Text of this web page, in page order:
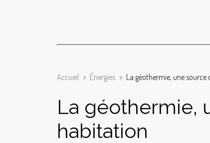
Accueil Énergies La géothermie, une
La géothermie,
habitation